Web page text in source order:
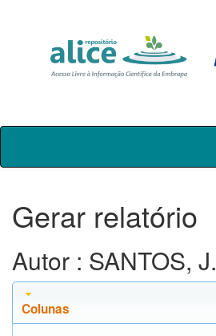
Skip
Gerar relatório
Autor : SANTOS, J.
Colunas